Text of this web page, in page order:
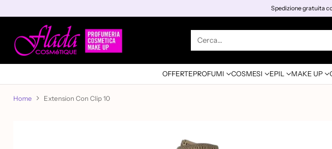
Spedizione gratuita
Cerca…
OFFERTEPROFUMI COSMESI EPIL MAKE UP
Home Extension Con Clip 10